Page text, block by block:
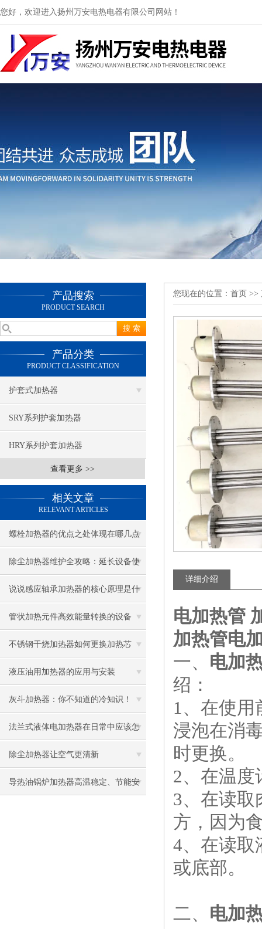
您好，欢迎进入扬州万安电热电器有限公司网站！
产品搜索
PRODUCT SEARCH
产品分类
PRODUCT CLASSIFICATION
护套式加热器
SRY系列护套加热器
HRY系列护套加热器
查看更多 >>
相关文章
RELEVANT ARTICLES
螺栓加热器的优点之处体现在哪几点
除尘加热器维护全攻略：延长设备使
用寿命
说说感应轴承加热器的核心原理是什
么呢
管状加热元件高效能量转换的设备
不锈钢干烧加热器如何更换加热芯
液压油用加热器的应用与安装
灰斗加热器：你不知道的冷知识！
法兰式液体电加热器在日常中应该怎
样维护保养呢
除尘加热器让空气更清新
导热油锅炉加热器高温稳定、节能安
您现在的位置： 首页 >>
详细介绍
电加热管
加热管电
一、 电加
绍：
1、在使
浸泡在消
时更换。
2、在温度
3、在读取
方，因为
4、在读取
或底部。
二、 电加